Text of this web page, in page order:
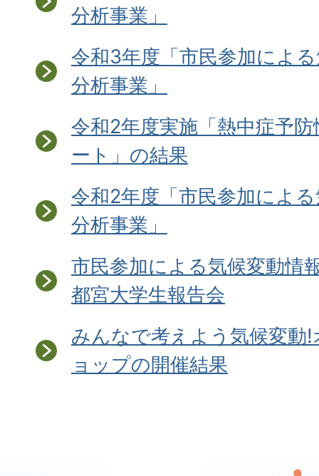
分析事業」
令和3年度「市民参加によ
分析事業」
令和2年度実施「熱中症予
ート」の結果
令和2年度「市民参加によ
分析事業」
市民参加による気候変動情
都宮大学生報告会
みんなで考えよう気候変動
ョップの開催結果